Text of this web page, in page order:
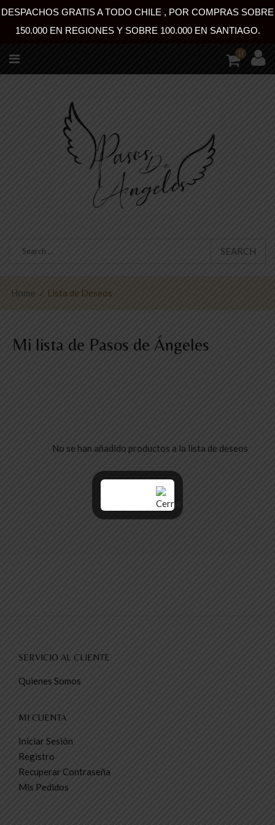
DESPACHOS GRATIS A TODO CHILE , POR COMPRAS SOBRE
150.000 EN REGIONES Y SOBRE 100.000 EN SANTIAGO.
0
SEARCH
Home ⁄ Lista de Deseos
Mi lista de Pasos de Ángeles
No se han añadido productos a la lista de deseos
SERVICIO AL CLIENTE
Quienes Somos
MI CUENTA
Iniciar Sesión
Registro
Recuperar Contraseña
Mis Pedidos